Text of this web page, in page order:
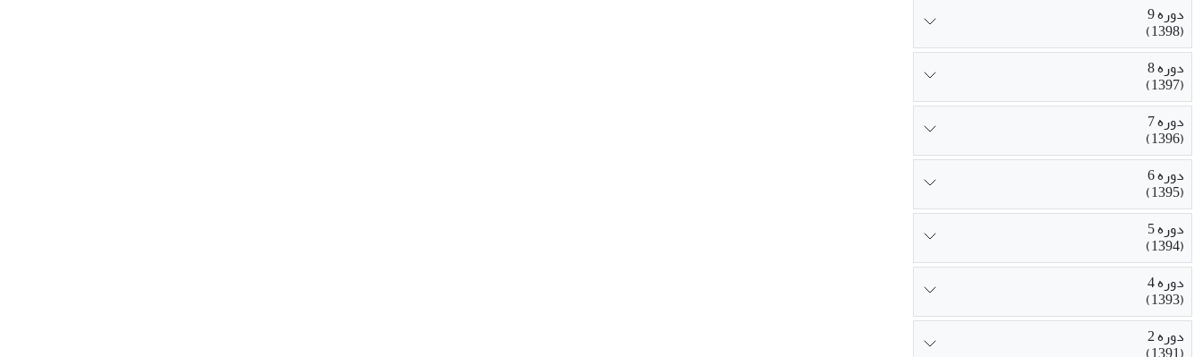
دوره 9
(1398)
دوره 8
(1397)
دوره 7
(1396)
دوره 6
(1395)
دوره 5
(1394)
دوره 4
(1393)
دوره 2